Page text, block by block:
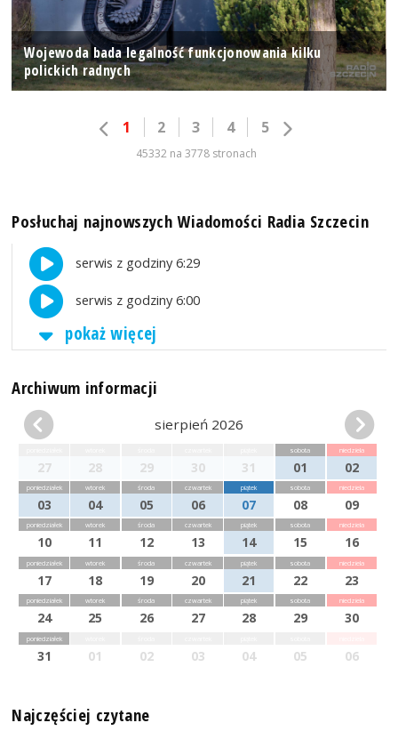
Wojewoda bada legalność funkcjonowania kilku
polickich radnych
1 2 3 4 5
45332 na 3778 stronach
Posłuchaj najnowszych Wiadomości Radia Szczecin
serwis z godziny 6:29
serwis z godziny 6:00
pokaż więcej
Archiwum informacji
sierpień 2026
27 28 29 30 31
sobota
01
niedziela
02
poniedziałek
03
wtorek
04
środa
05
czwartek
06
piątek
07
sobota
08
niedziela
09
poniedziałek
10
wtorek
11
środa
12
czwartek
13
piątek
14
sobota
15
niedziela
16
poniedziałek
17
wtorek
18
środa
19
czwartek
20
piątek
21
sobota
22
niedziela
23
poniedziałek
24
wtorek
25
środa
26
czwartek
27
piątek
28
sobota
29
niedziela
30
poniedziałek
31 01 02 03 04 05 06
Najczęściej czytane